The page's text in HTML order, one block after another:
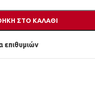
ΣΤΟ ΚΑΛΆΘΙ
επιθυμιών